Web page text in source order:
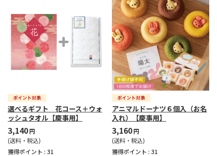
選べるギフト 花コース＋ウォ
ッシュタオル【慶事用】
3,140円
(送料・税込)
獲得ポイント : 31
アニマルドーナツ６個入（お名
入れ）【慶事用】
3,160円
(送料・税込)
獲得ポイント : 31